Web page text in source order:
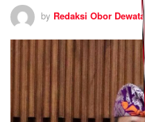
by Redaksi Obor Dewata